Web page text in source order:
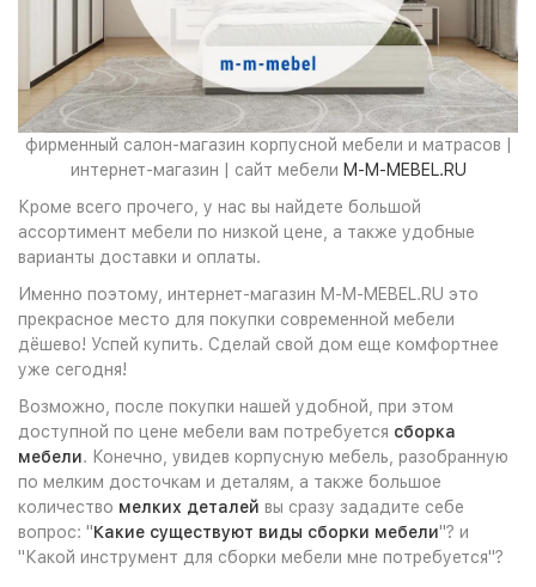
фирменный салон-магазин корпусной мебели и матрасов |
интернет-магазин | сайт мебели M-M-MEBEL.RU
Кроме всего прочего, у нас вы найдете большой
ассортимент мебели по низкой цене, а также удобные
варианты доставки и оплаты.
Именно поэтому, интернет-магазин M-M-MEBEL.RU это
прекрасное место для покупки современной мебели
дёшево! Успей купить. Сделай свой дом еще комфортнее
уже сегодня!
Возможно, после покупки нашей удобной, при этом
доступной по цене мебели вам потребуется сборка
мебели. Конечно, увидев корпусную мебель, разобранную
по мелким досточкам и деталям, а также большое
количество мелких деталей вы сразу зададите себе
вопрос: "Какие существуют виды сборки мебели"? и
"Какой инструмент для сборки мебели мне потребуется"?